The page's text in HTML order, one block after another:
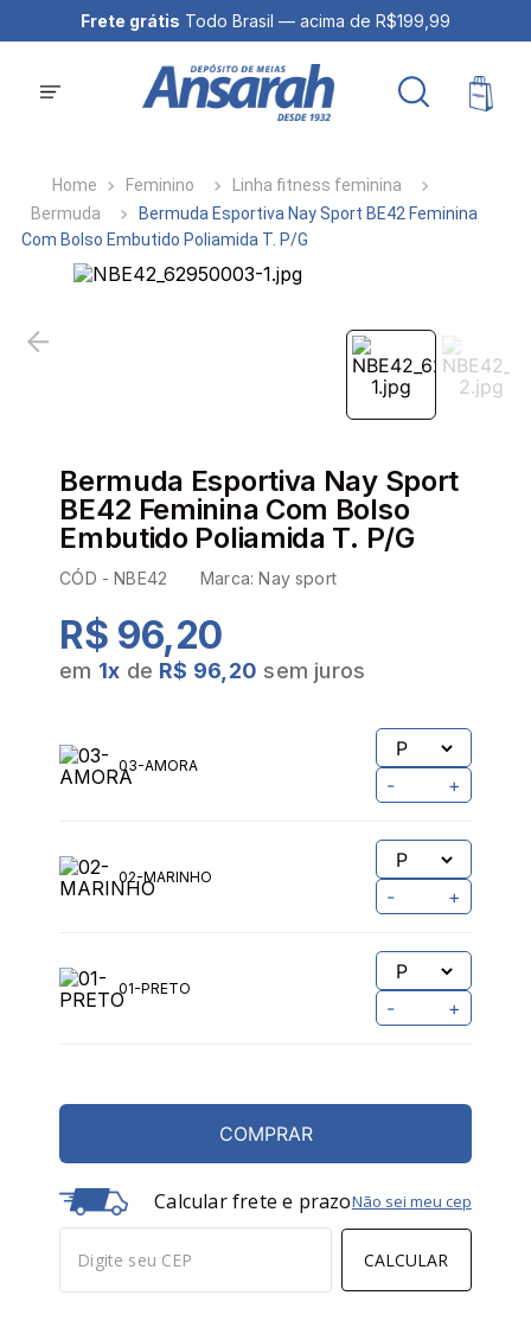
Frete grátis Todo Brasil — acima de R$199,99
Feminino
Linha fitness feminina
Bermuda
Bermuda Esportiva Nay Sport BE42 Feminina
Com Bolso Embutido Poliamida T. P/G
Bermuda Esportiva Nay Sport
BE42 Feminina Com Bolso
Embutido Poliamida T. P/G
CÓD -NBE42 Marca:Nay sport
R$ 96,20
em 1x de R$ 96,20 sem juros
03-AMORA
- +
02-MARINHO
- +
01-PRETO
- +
COMPRAR
Calcular frete e prazo
CALCULAR
Não sei meu cep